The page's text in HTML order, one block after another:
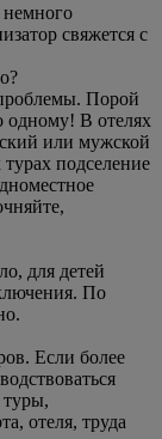
свяжется с
Порой
одному! В отелях
или мужской
подселение
для детей
По
Если более
туры,
отеля, труда